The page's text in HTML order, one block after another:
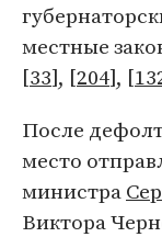
местные
[33], [204], [
После
место
министра
Виктора